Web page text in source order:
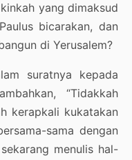
yang dimaksud
bicarakan, dan
di Yerusalem?
suratnya kepada
“Tidakkah
kerapkali kukatakan
sama dengan
menulis hal-